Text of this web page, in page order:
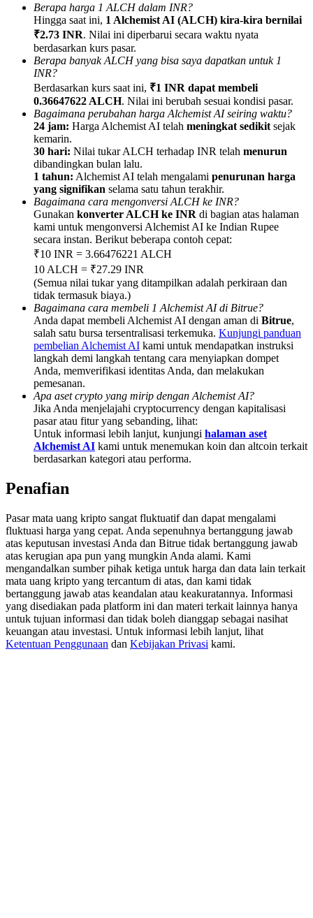
Referensi
Undang teman untuk mendapatkan imbalan tunai
BTC Welcome Rewards
BTC Welcome Rewards
Deposit & Trade BTC to Share 25000 USDT prize pool!
Deposit CASHCAT & Win
Share 500000 CASHCAT prize pool
Exclusive for BitMart Users
Register & Trade to Win 500,000 USDT
Precious Metals Trading Carnival
USDT New User Exclusive 10% APR
USDT Flexible Staking | Daily Rewards
BTC New User Exclusive: 6.5% APR
Berapa harga 1 ALCH dalam INR?
Hingga saat ini, 1 Alchemist AI (ALCH) kira-kira bernilai
₹2.73 INR. Nilai ini diperbarui secara waktu nyata
berdasarkan kurs pasar.
Berapa banyak ALCH yang bisa saya dapatkan untuk 1
INR?
Berdasarkan kurs saat ini, ₹1 INR dapat membeli
0.36647622 ALCH. Nilai ini berubah sesuai kondisi pasar.
Bagaimana perubahan harga Alchemist AI seiring waktu?
24 jam: Harga Alchemist AI telah meningkat sedikit sejak
kemarin.
30 hari: Nilai tukar ALCH terhadap INR telah menurun
dibandingkan bulan lalu.
1 tahun: Alchemist AI telah mengalami penurunan harga
yang signifikan selama satu tahun terakhir.
Bagaimana cara mengonversi ALCH ke INR?
Gunakan konverter ALCH ke INR di bagian atas halaman
kami untuk mengonversi Alchemist AI ke Indian Rupee
secara instan. Berikut beberapa contoh cepat:
₹10 INR = 3.66476221 ALCH
10 ALCH = ₹27.29 INR
(Semua nilai tukar yang ditampilkan adalah perkiraan dan
tidak termasuk biaya.)
Bagaimana cara membeli 1 Alchemist AI di Bitrue?
Anda dapat membeli Alchemist AI dengan aman di Bitrue,
salah satu bursa tersentralisasi terkemuka. Kunjungi panduan
pembelian Alchemist AI kami untuk mendapatkan instruksi
langkah demi langkah tentang cara menyiapkan dompet
Anda, memverifikasi identitas Anda, dan melakukan
pemesanan.
Apa aset crypto yang mirip dengan Alchemist AI?
Jika Anda menjelajahi cryptocurrency dengan kapitalisasi
pasar atau fitur yang sebanding, lihat:
Untuk informasi lebih lanjut, kunjungi halaman aset
Alchemist AI kami untuk menemukan koin dan altcoin terkait
berdasarkan kategori atau performa.
Penafian
Pasar mata uang kripto sangat fluktuatif dan dapat mengalami
fluktuasi harga yang cepat. Anda sepenuhnya bertanggung jawab
atas keputusan investasi Anda dan Bitrue tidak bertanggung jawab
atas kerugian apa pun yang mungkin Anda alami. Kami
mengandalkan sumber pihak ketiga untuk harga dan data lain terkait
mata uang kripto yang tercantum di atas, dan kami tidak
bertanggung jawab atas keandalan atau keakuratannya. Informasi
yang disediakan pada platform ini dan materi terkait lainnya hanya
untuk tujuan informasi dan tidak boleh dianggap sebagai nasihat
keuangan atau investasi. Untuk informasi lebih lanjut, lihat
Ketentuan Penggunaan dan Kebijakan Privasi kami.